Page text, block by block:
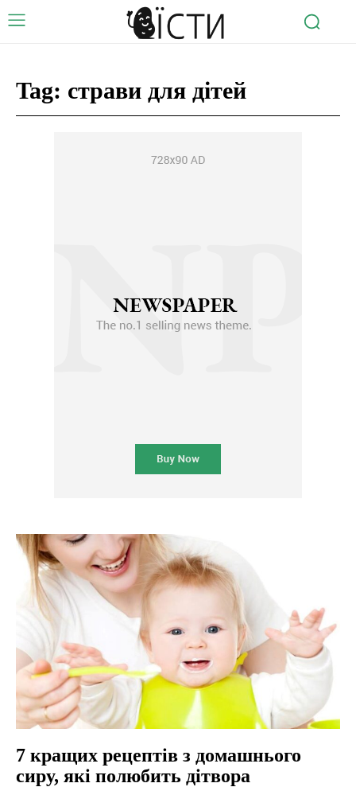
Tag: страви для дітей
7 кращих рецептів з домашнього
сиру, які полюбить дітвора